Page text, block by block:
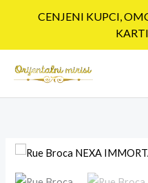
CENJENI KUPCI,
Rue
Broca